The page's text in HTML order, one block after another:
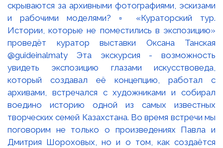
скрываются за архивными фотографиями, эскизами
и рабочими моделями? ▫️ «Кураторский тур.
Истории, которые не поместились в экспозицию»
проведёт куратор выставки Оксана Танская
@guideinalmaty Эта экскурсия - возможность
увидеть экспозицию глазами искусствоведа,
который создавал её концепцию, работал с
архивами, встречался с художниками и собирал
воедино историю одной из самых известных
творческих семей Казахстана. Во время встречи мы
поговорим не только о произведениях Павла и
Дмитрия Шороховых, но и о том, как создаётся